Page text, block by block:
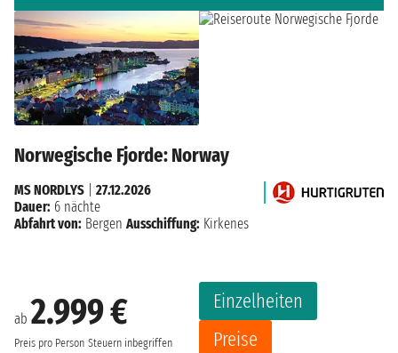
Norwegische Fjorde: Norway
ab 2.999 €
Preis pro Person Steuern inbegriffen
Einzelheiten
Preise
MS NORDLYS
27.12.2026
Dauer: 6 nächte
Abfahrt von: Bergen Ausschiffung: Kirkenes